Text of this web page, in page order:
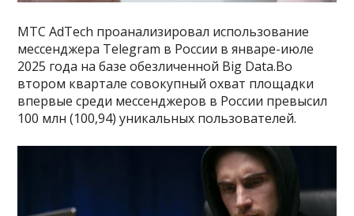
МТС AdTech проанализировал использование
мессенджера Telegram в России в январе-июле
2025 года на базе обезличенной Big Data.Во
втором квартале совокупный охват площадки
впервые среди мессенджеров в России превысил
100 млн (100,94) уникальных пользователей.